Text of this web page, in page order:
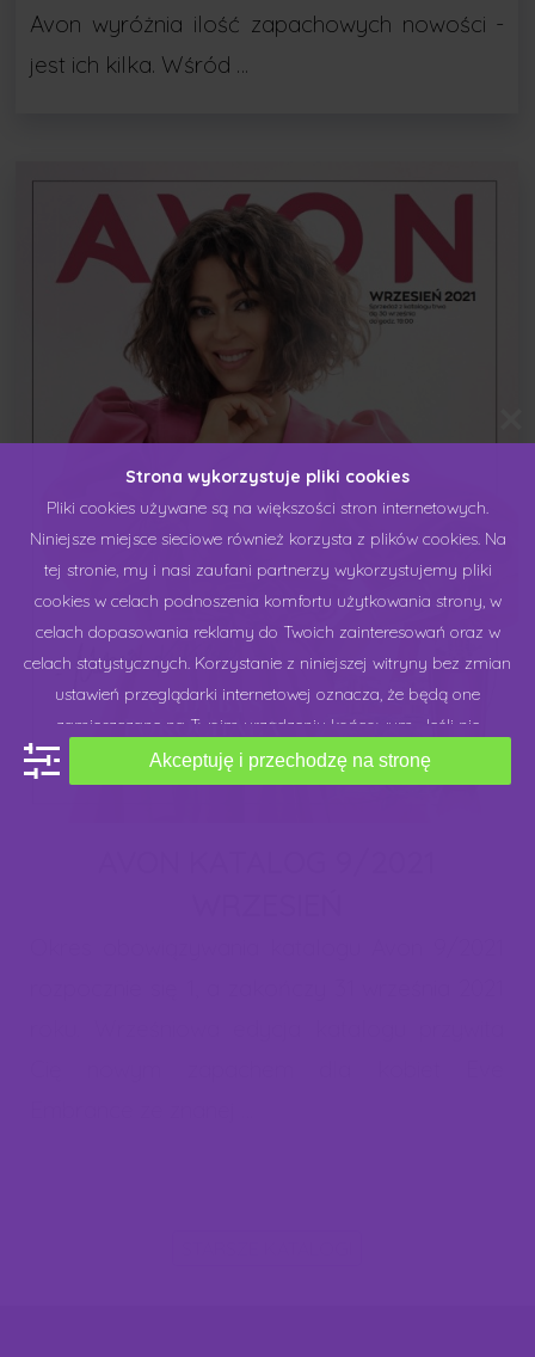
Avon wyróżnia ilość zapachowych nowości -
jest ich kilka. Wśród …
Strona wykorzystuje pliki cookies
Pliki cookies używane są na większości stron internetowych.
Niniejsze miejsce sieciowe również korzysta z plików cookies. Na
tej stronie, my i nasi zaufani partnerzy wykorzystujemy pliki
cookies w celach podnoszenia komfortu użytkowania strony, w
celach dopasowania reklamy do Twoich zainteresowań oraz w
celach statystycznych. Korzystanie z niniejszej witryny bez zmian
ustawień przeglądarki internetowej oznacza, że będą one
zamieszczane na Twoim urządzeniu końcowym. Jeśli nie
zgadzasz się na stosowanie plików cookies przez niniejsze
miejsce sieciowe, możesz dokonać zmiany "ustawień cookies",
Akceptuję i przechodzę na stronę